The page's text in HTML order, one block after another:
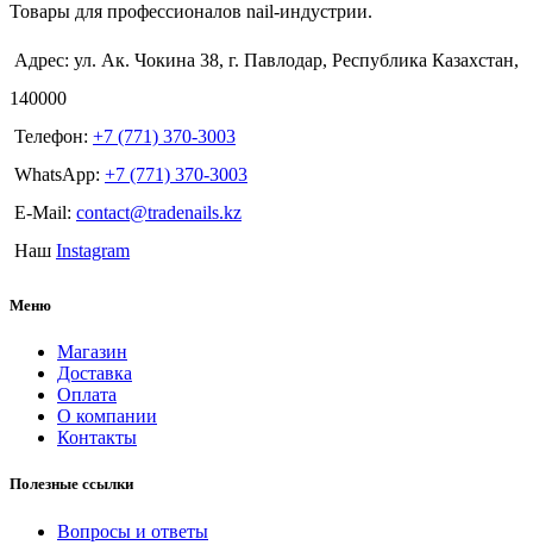
Товары для профессионалов nail-индустрии.
Адрес: ул. Ак. Чокина 38, г. Павлодар, Республика Казахстан,
140000
Телефон: +7 (771) 370-3003
WhatsApp: +7 (771) 370-3003
E-Mail: contact@tradenails.kz
Наш Instagram
Меню
Магазин
Доставка
Оплата
О компании
Контакты
Полезные ссылки
Вопросы и ответы